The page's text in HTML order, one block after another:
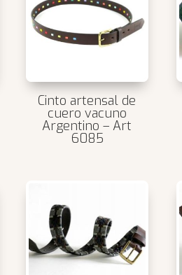
Cinto artensal de
cuero vacuno
Argentino – Art
6085